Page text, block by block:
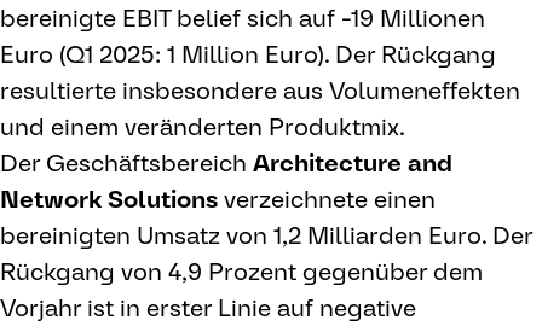
bereinigte EBIT belief sich auf -19 Millionen
Euro (Q1 2025: 1 Million Euro). Der Rückgang
resultierte insbesondere aus Volumeneffekten
und einem veränderten Produktmix.
Der Geschäftsbereich Architecture and
Network Solutionsverzeichnete einen
bereinigten Umsatz von 1,2 Milliarden Euro. Der
Rückgang von 4,9 Prozent gegenüber dem
Vorjahr ist in erster Linie auf negative